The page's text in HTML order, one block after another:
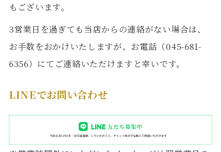
もございます。
3営業日を過ぎても当店からの連絡がない場合は、
お手数をおかけいたしますが、お電話（045-681-
6356）にてご連絡いただけますと幸いです。
LINEでお問い合わせ